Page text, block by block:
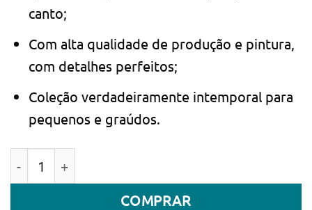
canto;
Com alta qualidade de produção e pintura,
com detalhes perfeitos;
Coleção verdadeiramente intemporal para
pequenos e graúdos.
COMPRAR